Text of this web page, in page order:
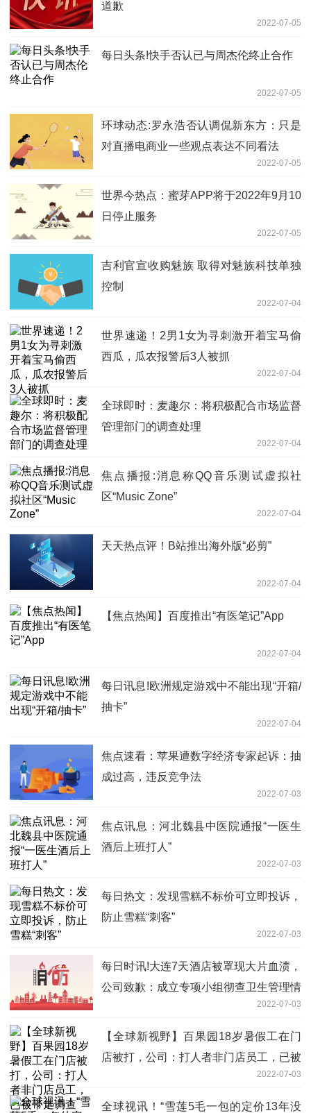
道歉
2022-07-05
每日头条!快手否认已与周杰伦终止合作
2022-07-05
环球动态:罗永浩否认调侃新东方：只是
对直播电商业一些观点表达不同看法
2022-07-05
世界今热点：蜜芽APP将于2022年9月10
日停止服务
2022-07-05
吉利官宣收购魅族 取得对魅族科技单独
控制
2022-07-04
世界速递！2男1女为寻刺激开着宝马偷
西瓜，瓜农报警后3人被抓
2022-07-04
全球即时：麦趣尔：将积极配合市场监督
管理部门的调查处理
2022-07-04
焦点播报:消息称QQ音乐测试虚拟社
区“Music Zone”
2022-07-04
天天热点评！B站推出海外版“必剪”
2022-07-04
【焦点热闻】百度推出“有医笔记”App
2022-07-04
每日讯息!欧洲规定游戏中不能出现“开箱/
抽卡”
2022-07-04
焦点速看：苹果遭数字经济专家起诉：抽
成过高，违反竞争法
2022-07-03
焦点讯息：河北魏县中医院通报“一医生
酒后上班打人”
2022-07-03
每日热文：发现雪糕不标价可立即投诉，
防止雪糕“刺客”
2022-07-03
每日时讯!大连7天酒店被罩现大片血渍，
公司致歉：成立专项小组彻查卫生管理情
2022-07-03
【全球新视野】百果园18岁暑假工在门
店被打，公司：打人者非门店员工，已被
2022-07-03
全球视讯！“雪莲5毛一包的定价13年没